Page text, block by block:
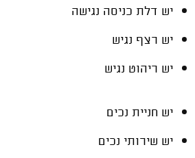
יש דלת כניסה נגישה
יש רצף נגיש
יש ריהוט נגיש
יש חניית נכים
יש שירותי נכים